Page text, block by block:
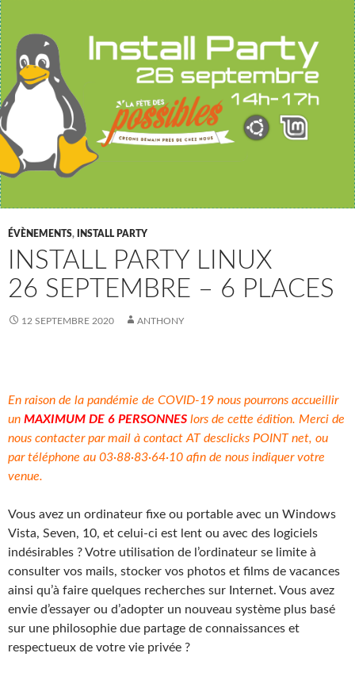
ÉVÈNEMENTS, INSTALL PARTY
INSTALL PARTY LINUX
26 SEPTEMBRE – 6 PLACES
12 SEPTEMBRE 2020 ANTHONY
En raison de la pandémie de COVID-19 nous pourrons accueillir
un MAXIMUM DE 6 PERSONNES lors de cette édition. Merci de
nous contacter par mail à contact AT desclicks POINT net, ou
par téléphone au 03·88·83·64·10 afin de nous indiquer votre
venue.
Vous avez un ordinateur fixe ou portable avec un Windows
Vista, Seven, 10, et celui-ci est lent ou avec des logiciels
indésirables ? Votre utilisation de l’ordinateur se limite à
consulter vos mails, stocker vos photos et films de vacances
ainsi qu’à faire quelques recherches sur Internet. Vous avez
envie d’essayer ou d’adopter un nouveau système plus basé
sur une philosophie due partage de connaissances et
respectueux de votre vie privée ?